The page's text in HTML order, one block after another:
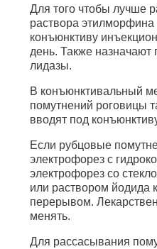
Для того чтобы лучше
раствора этилморфина
конъюнктиву
день. Также назначают
лидазы.
В конъюнктивальный
помутнений роговицы
вводят под
Если рубцовые
электрофорез с
электрофорез со
или раствором йодида
перерывом.
менять.
Для рассасывания